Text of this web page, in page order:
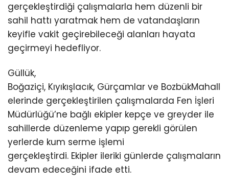
gerçekleştirdiği çalışmalarla hem düzenli bir
sahil hattı yaratmak hem de vatandaşların
keyifle vakit geçirebileceği alanları hayata
geçirmeyi hedefliyor.
Güllük,
Boğaziçi, Kıyıkışlacık, Gürçamlar ve BozbükMahall
elerinde gerçekleştirilen çalışmalarda Fen İşleri
Müdürlüğü’ne bağlı ekipler kepçe ve greyder ile
sahillerde düzenleme yapıp gerekli görülen
yerlerde kum serme işlemi
gerçekleştirdi. Ekipler ileriki günlerde çalışmaların
devam edeceğini ifade etti.